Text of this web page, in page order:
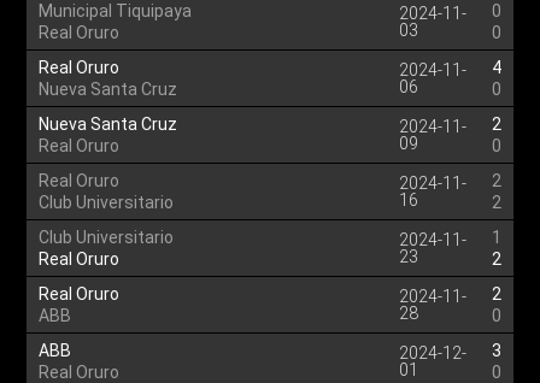
Municipal Tiquipaya
Real Oruro
2024-11-
03
0
0
Real Oruro
Nueva Santa Cruz
2024-11-
06
4
0
Nueva Santa Cruz
Real Oruro
2024-11-
09
2
0
Real Oruro
Club Universitario
2024-11-
16
2
2
Club Universitario
Real Oruro
2024-11-
23
1
2
Real Oruro
ABB
2024-11-
28
2
0
ABB
Real Oruro
2024-12-
01
3
0